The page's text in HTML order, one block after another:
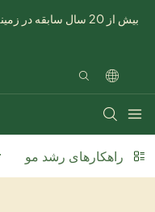
بیش از 20 سال
راهکارهای رشد مو